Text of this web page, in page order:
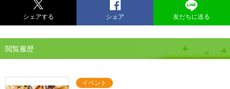
シェアする シェア 友だちに送る
閲覧履歴